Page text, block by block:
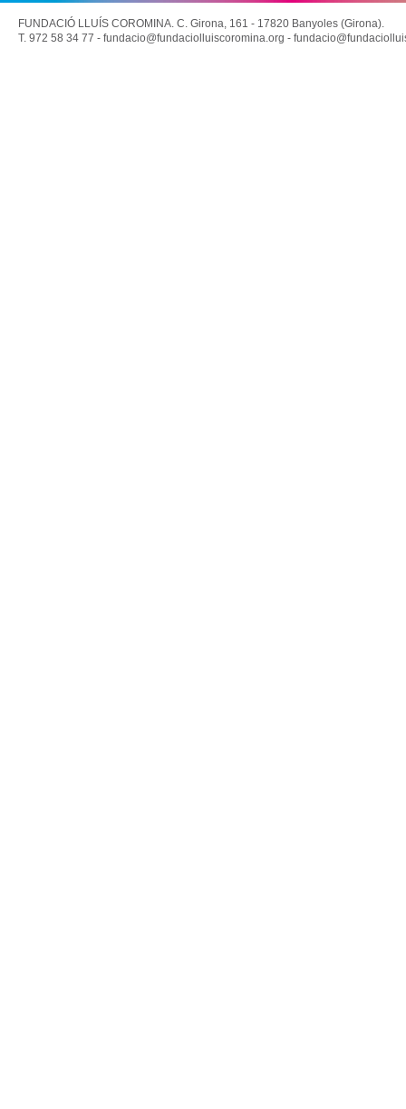
FUNDACIÓ LLUÍS COROMINA. C. Girona, 161 - 17820 Banyoles (Girona).
T. 972 58 34 77 - fundacio@fundaciolluiscoromina.org -